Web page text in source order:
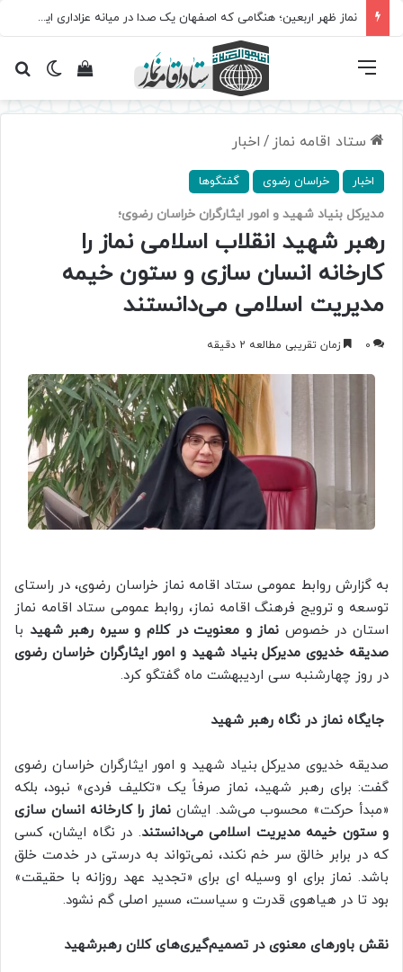
نماز ظهر اربعین؛ هنگامی که اصفهان یک صدا در میانه عزاداری ایستاد
تغییرمشاهده فهرست
ستاد اقامه نماز / اخبار
اخبار خراسان رضوی گفتگوها
مدیرکل بنیاد شهید و امور ایثارگران خراسان رضوی؛
رهبر شهید انقلاب اسلامی نماز را
کارخانه انسان‌ سازی و ستون خیمه
مدیریت اسلامی می‌دانستند
0 زمان تقریبی مطالعه 2 دقیقه
به گزارش روابط عمومی ستاد اقامه نماز خراسان رضوی، در راستای
توسعه و ترویج فرهنگ اقامه نماز، روابط عمومی ستاد اقامه نماز
استان در خصوص نماز و معنویت در کلام و سیره رهبر شهید با
صدیقه خدیوی مدیرکل بنیاد شهید و امور ایثارگران خراسان رضوی
در روز چهارشنبه سی اردیبهشت ماه گفتگو کرد.
جایگاه نماز در نگاه رهبر شهید
صدیقه خدیوی مدیرکل بنیاد شهید و امور ایثارگران خراسان رضوی
گفت: برای رهبر شهید، نماز صرفاً یک «تکلیف فردی» نبود، بلکه
«مبدأ حرکت» محسوب می‌شد. ایشان نماز را کارخانه انسان‌ سازی
و ستون خیمه مدیریت اسلامی می‌دانستند. در نگاه ایشان، کسی
که در برابر خالق سر خم نکند، نمی‌تواند به‌ درستی در خدمت خلق
باشد. نماز برای او وسیله‌ ای برای «تجدید عهد روزانه با حقیقت»
بود تا در هیاهوی قدرت و سیاست، مسیر اصلی گم نشود.
نقش باورهای معنوی در تصمیم‌گیری‌های کلان رهبرشهید